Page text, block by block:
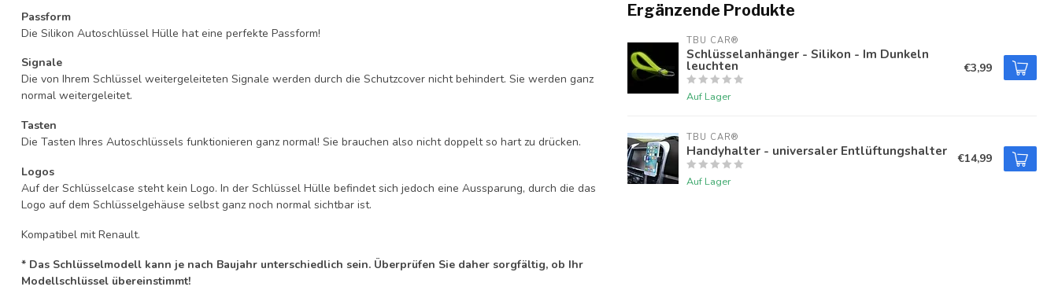
Passform
Die Silikon Autoschlüssel Hülle hat eine perfekte Passform!
Signale
Die von Ihrem Schlüssel weitergeleiteten Signale werden durch die Schutzcover nicht behindert. Sie werden ganz
normal weitergeleitet.
Tasten
Die Tasten Ihres Autoschlüssels funktionieren ganz normal! Sie brauchen also nicht doppelt so hart zu drücken.
Logos
Auf der Schlüsselcase steht kein Logo. In der Schlüssel Hülle befindet sich jedoch eine Aussparung, durch die das
Logo auf dem Schlüsselgehäuse selbst ganz noch normal sichtbar ist.
Kompatibel mit Renault.
* Das Schlüsselmodell kann je nach Baujahr unterschiedlich sein. Überprüfen Sie daher sorgfältig, ob Ihr
Modellschlüssel übereinstimmt!
Ergänzende Produkte
TBU CAR®
Schlüsselanhänger - Silikon - Im Dunkeln
leuchten
Auf Lager
€3,99
TBU CAR®
Handyhalter - universaler Entlüftungshalter
Auf Lager
€14,99